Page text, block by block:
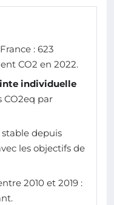
: 623
CO2 en 2022.
individuelle
CO2eq par
stable depuis
les objectifs de
2010 et 2019 :